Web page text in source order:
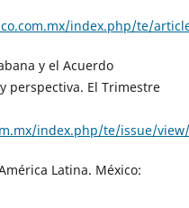
index.php/te/
y el Acuerdo
perspectiva. El Trimestre
index.php/te/issue/
Latina. México: